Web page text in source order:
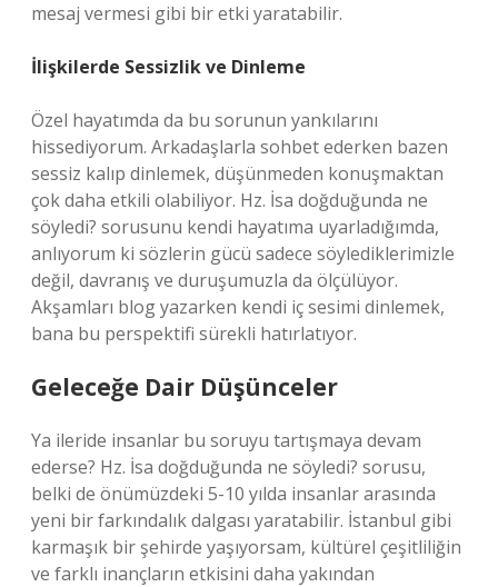
mesaj vermesi gibi bir etki yaratabilir.
İlişkilerde Sessizlik ve Dinleme
Özel hayatımda da bu sorunun yankılarını
hissediyorum. Arkadaşlarla sohbet ederken bazen
sessiz kalıp dinlemek, düşünmeden konuşmaktan
çok daha etkili olabiliyor. Hz. İsa doğduğunda ne
söyledi? sorusunu kendi hayatıma uyarladığımda,
anlıyorum ki sözlerin gücü sadece söylediklerimizle
değil, davranış ve duruşumuzla da ölçülüyor.
Akşamları blog yazarken kendi iç sesimi dinlemek,
bana bu perspektifi sürekli hatırlatıyor.
Geleceğe Dair Düşünceler
Ya ileride insanlar bu soruyu tartışmaya devam
ederse? Hz. İsa doğduğunda ne söyledi? sorusu,
belki de önümüzdeki 5-10 yılda insanlar arasında
yeni bir farkındalık dalgası yaratabilir. İstanbul gibi
karmaşık bir şehirde yaşıyorsam, kültürel çeşitliliğin
ve farklı inançların etkisini daha yakından